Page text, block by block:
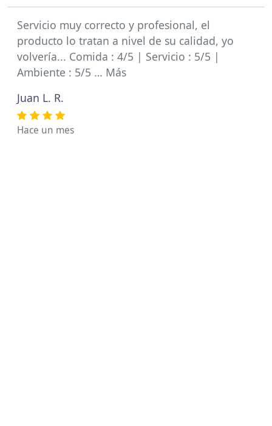
Servicio muy correcto y profesional, el
producto lo tratan a nivel de su calidad, yo
volvería... Comida : 4/5 | Servicio : 5/5 |
Ambiente : 5/5 … Más
Juan L. R.
Hace un mes